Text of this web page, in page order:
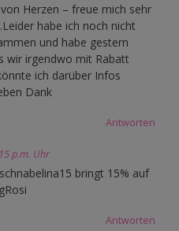
Herzen – freue mich sehr
habe ich noch nicht
und habe gestern
wir irgendwo mit Rabatt
ich darüber Infos
Dank
Antworten
p.m. Uhr
bringt 15% auf
Antworten